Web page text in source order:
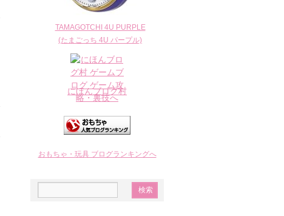
TAMAGOTCHI 4U PURPLE
(たまごっち 4U パープル)
にほんブログ村
おもちゃ・玩具 ブログランキングへ